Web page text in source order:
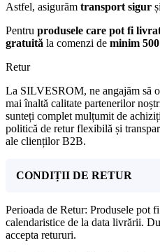
Astfel, asigurăm transport sigur
Pentru produsele care pot fi
gratuită la comenzi de minim
Retur
La SILVESROM, ne angajăm să
mai înaltă calitate partenerilor
sunteți complet mulțumit de
politică de retur flexibilă și
ale clienților B2B.
CONDIȚII DE RETUR
Perioada de Retur: Produsele pot
calendaristice de la data livrării.
accepta retururi.